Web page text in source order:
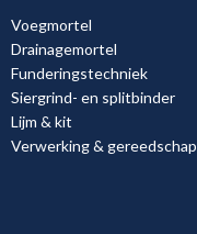
Voegmortel
Drainagemortel
Funderingstechniek
Siergrind- en splitbinder
Lijm & kit
Verwerking & gereedschap